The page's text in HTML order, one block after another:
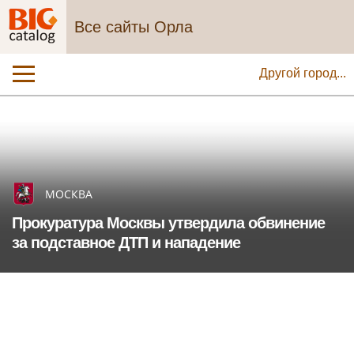
Все сайты Орла
Другой город...
МОСКВА
Прокуратура Москвы утвердила обвинение
за подставное ДТП и нападение